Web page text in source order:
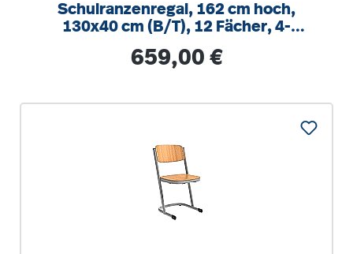
Schulranzenregal, 162 cm hoch,
130x40 cm (B/T), 12 Fächer, 4-
Regulärer Preis:
659,00 €